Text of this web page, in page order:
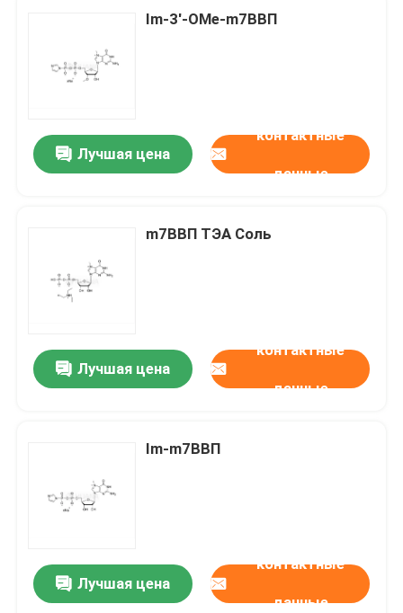
Im-3'-OMe-m7ВВП
Лучшая цена
контактные
данные
m7ВВП ТЭА Соль
Лучшая цена
контактные
данные
Im-m7ВВП
Лучшая цена
контактные
данные